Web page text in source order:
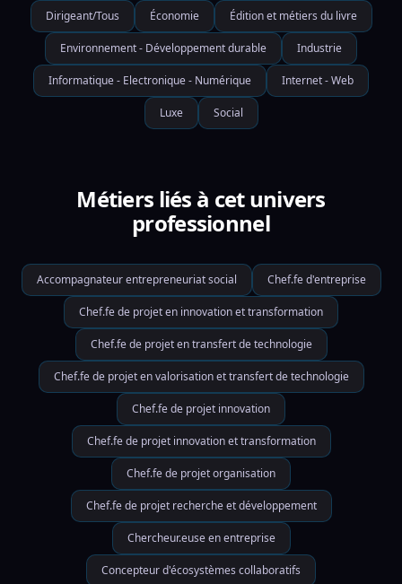
Dirigeant/Tous Économie Édition et métiers du livre
Environnement - Développement durable Industrie
Informatique - Electronique - Numérique Internet - Web
Luxe Social
Métiers liés à cet univers
professionnel
Accompagnateur entrepreneuriat social Chef.fe d'entreprise
Chef.fe de projet en innovation et transformation
Chef.fe de projet en transfert de technologie
Chef.fe de projet en valorisation et transfert de technologie
Chef.fe de projet innovation
Chef.fe de projet innovation et transformation
Chef.fe de projet organisation
Chef.fe de projet recherche et développement
Chercheur.euse en entreprise
Concepteur d'écosystèmes collaboratifs